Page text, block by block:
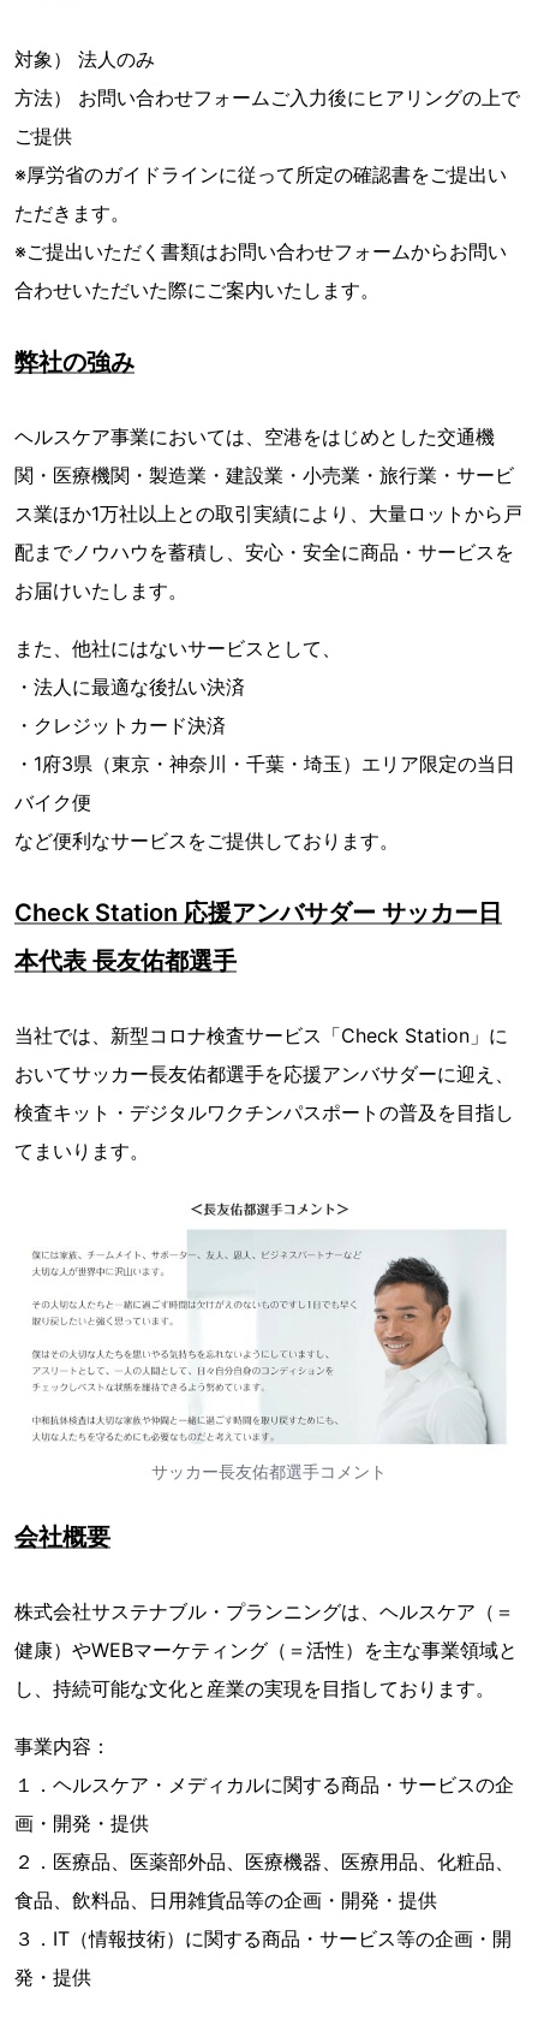
対象） 法人のみ
方法） お問い合わせフォームご入力後にヒアリングの上で
ご提供
※厚労省のガイドラインに従って所定の確認書をご提出い
ただきます。
※ご提出いただく書類はお問い合わせフォームからお問い
合わせいただいた際にご案内いたします。
弊社の強み
ヘルスケア事業においては、空港をはじめとした交通機
関・医療機関・製造業・建設業・小売業・旅行業・サービ
ス業ほか1万社以上との取引実績により、大量ロットから戸
配までノウハウを蓄積し、安心・安全に商品・サービスを
お届けいたします。
また、他社にはないサービスとして、
・法人に最適な後払い決済
・クレジットカード決済
・1府3県（東京・神奈川・千葉・埼玉）エリア限定の当日
バイク便
など便利なサービスをご提供しております。
Check Station 応援アンバサダー サッカー日
本代表 長友佑都選手
当社では、新型コロナ検査サービス「Check Station」に
おいてサッカー長友佑都選手を応援アンバサダーに迎え、
検査キット・デジタルワクチンパスポートの普及を目指し
てまいります。
サッカー長友佑都選手コメント
会社概要
株式会社サステナブル・プランニングは、ヘルスケア（＝
健康）やWEBマーケティング（＝活性）を主な事業領域と
し、持続可能な文化と産業の実現を目指しております。
事業内容：
１．ヘルスケア・メディカルに関する商品・サービスの企
画・開発・提供
２．医療品、医薬部外品、医療機器、医療用品、化粧品、
食品、飲料品、日用雑貨品等の企画・開発・提供
３．IT（情報技術）に関する商品・サービス等の企画・開
発・提供